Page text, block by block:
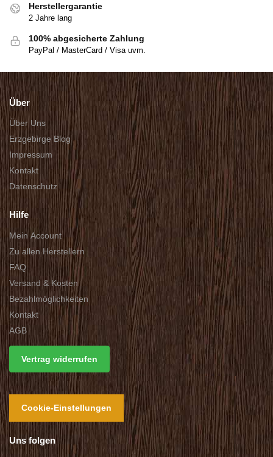
Herstellergarantie
2 Jahre lang
100% abgesicherte Zahlung
PayPal / MasterCard / Visa uvm.
Über
Über Uns
Erzgebirge Blog
Impressum
Kontakt
Datenschutz
Hilfe
Mein Account
Zu allen Herstellern
FAQ
Versand & Kosten
Bezahlmöglichkeiten
Kontakt
AGB
Vertrag widerrufen
Cookie-Einstellungen
Uns folgen